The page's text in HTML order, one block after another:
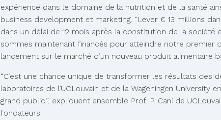
expérience dans le domaine de la nutrition et de la santé
business development et marketing. “Lever € 13 millions
dans un délai de 12 mois après la constitution de la société
sommes maintenant financés pour atteindre notre premier
lancement sur le marché d’un nouveau produit alimentaire
“C’est une chance unique de transformer les résultats des
laboratoires de l’UCLouvain et de la Wageningen University
grand public.”, expliquent ensemble Prof. P. Cani de
fondateurs.